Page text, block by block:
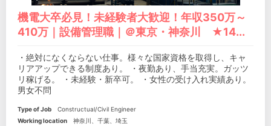
機電大卒必見！未経験者大歓迎！年収350万～
410万｜設備管理職｜＠東京・神奈川 ★14...
・絶対になくならない仕事。様々な国家資格を取得し、キャ
リアアップできる制度あり。 ・夜勤あり、手当充実。ガッツ
リ稼げる。 ・未経験・新卒可。 ・女性の受け入れ実績あり。
男女不問
Type of Job
Constructual/Civil Engineer
Working location
神奈川、千葉、埼玉